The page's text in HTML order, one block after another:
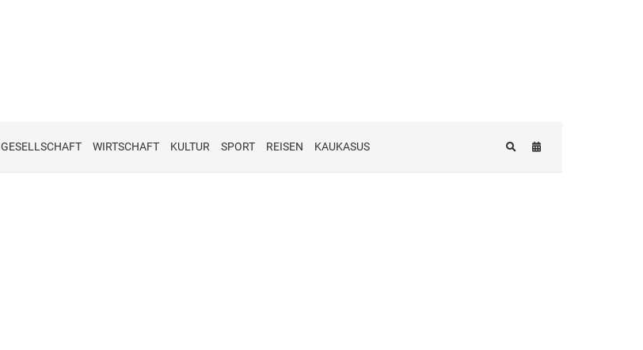
GESELLSCHAFT WIRTSCHAFT KULTUR SPORT REISEN KAUKASUS